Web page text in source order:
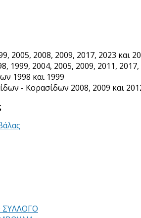
2005, 2008, 2009, 2017, 2023 και
1999, 2004, 2005, 2009, 2011, 2017,
1998 και 1999
- Κορασίδων 2008, 2009 και
ΣΥΛΛΟΓΟ